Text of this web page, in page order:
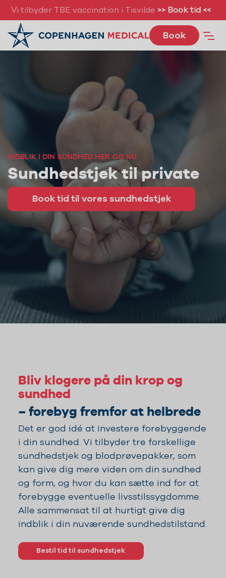
Vi tilbyder TBE vaccination i Tisvilde >> Book tid <<
Book
INDBLIK I DIN SUNDHED HER OG NU
Sundhedstjek til private
Book tid til vores sundhedstjek
Bliv klogere på din krop og
sundhed
– forebyg fremfor at helbrede
Det er god idé at investere forebyggende
i din sundhed. Vi tilbyder tre forskellige
sundhedstjek og blodprøvepakker, som
kan give dig mere viden om din sundhed
og form, og hvor du kan sætte ind for at
forebygge eventuelle livsstilssygdomme.
Alle sammensat til at hurtigt give dig
indblik i din nuværende sundhedstilstand.
Bestil tid til sundhedstjek